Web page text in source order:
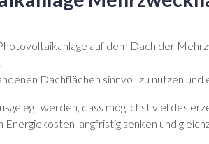
auf dem Dach der
Dachflächen sinnvoll zu nutzen
werden, dass möglichst viel des
Energiekosten langfristig senken und